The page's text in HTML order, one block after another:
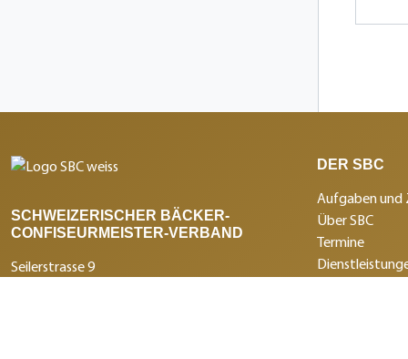
SCHWEIZERISCHER BÄCKER-
CONFISEURMEISTER-VERBAND
Seilerstrasse 9
DER SBC
Aufgaben und
Über SBC
Termine